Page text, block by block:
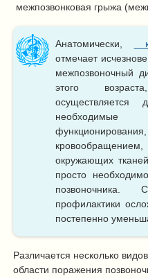
межпозвонковая грыжа
Анатомически,
отмечает
межпозвоночный
этого
окружающих
просто
позвоночника.
профилактики
постепенно
Различается несколько
области поражения